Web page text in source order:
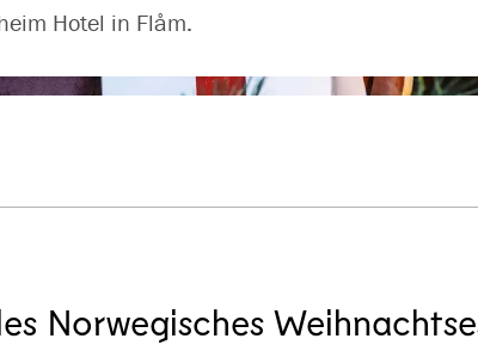
Hotel in Flåm.
Norwegisches